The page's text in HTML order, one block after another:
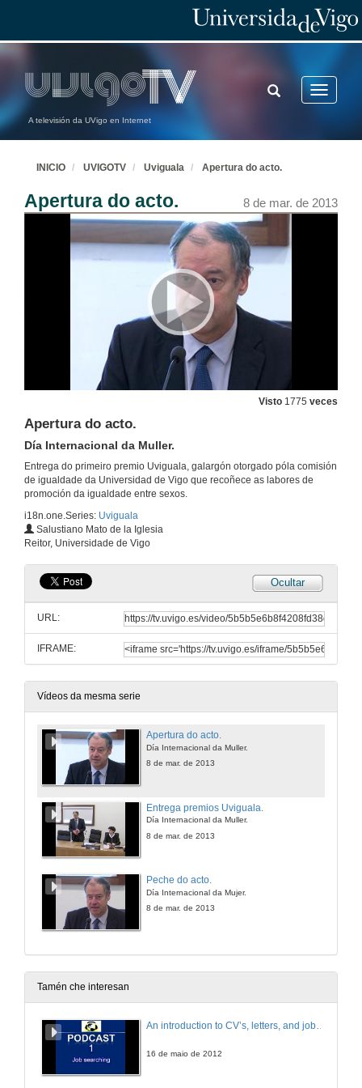
A televisión da UVigo en Internet
Toggle
TOGGLE
SEARCH
INICIO UVIGOTV Uviguala Apertura do acto.
Apertura do acto. 8 de mar. de 2013
Visto 1775 veces
Apertura do acto.
Día Internacional da Muller.
Entrega do primeiro premio Uviguala, galargón otorgado póla comisión
de igualdade da Universidad de Vigo que recoñece as labores de
promoción da igualdade entre sexos.
i18n.one.Series: Uviguala
Salustiano Mato de la Iglesia
Reitor, Universidade de Vigo
Ocultar
URL:
IFRAME:
Vídeos da mesma serie
Apertura do acto.
Día Internacional da Muller.
8 de mar. de 2013
Entrega premios Uviguala.
Día Internacional da Muller.
8 de mar. de 2013
Peche do acto.
Día Internacional da Mujer.
8 de mar. de 2013
Tamén che interesan
16 de maio de 2012